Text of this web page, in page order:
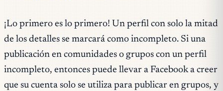
¡Lo primero es lo primero! Un perfil con solo la mitad
de los detalles se marcará como incompleto. Si una
publicación en comunidades o grupos con un perfil
incompleto, entonces puede llevar a Facebook a creer
que su cuenta solo se utiliza para publicar en grupos, y